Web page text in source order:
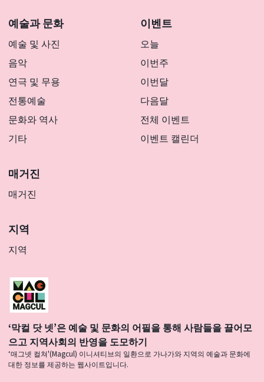
예술과 문화
예술 및 사진
음악
연극 및 무용
전통예술
문화와 역사
기타
이벤트
오늘
이번주
이번달
다음달
전체 이벤트
이벤트 캘린더
매거진
매거진
지역
지역
‘막컬 닷 넷’은 예술 및 문화의 어필을 통해 사람들을 끌어모
으고 지역사회의 반영을 도모하기
‘매그넷 컬쳐'(Magcul) 이니셔티브의 일환으로 가나가와 지역의 예술과 문화에
대한 정보를 제공하는 웹사이트입니다.